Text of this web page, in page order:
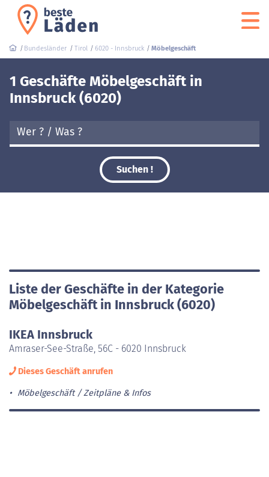
Bundesländer Tirol 6020 - Innsbruck Möbelgeschäft
1 Geschäfte Möbelgeschäft in
Innsbruck (6020)
Suchen !
Liste der Geschäfte in der Kategorie
Möbelgeschäft in Innsbruck (6020)
IKEA Innsbruck
Amraser-See-Straße, 56C - 6020 Innsbruck
Dieses Geschäft anrufen
Möbelgeschäft Zeitpläne & Infos